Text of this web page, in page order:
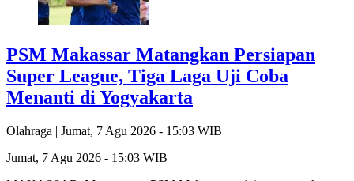
PSM Makassar Matangkan Persiapan
Super League, Tiga Laga Uji Coba
Menanti di Yogyakarta
Olahraga | Jumat, 7 Agu 2026 - 15:03 WIB
Jumat, 7 Agu 2026 - 15:03 WIB